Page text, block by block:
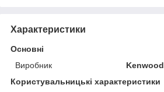
Характеристики
Основні
Виробник
Kenwood
Користувальницькі характеристики